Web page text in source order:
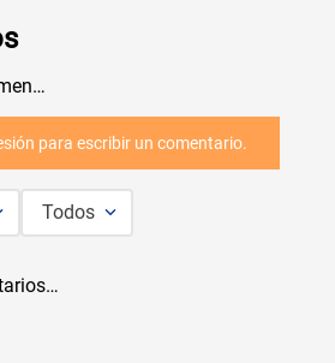
para escribir un comentario.
Todos